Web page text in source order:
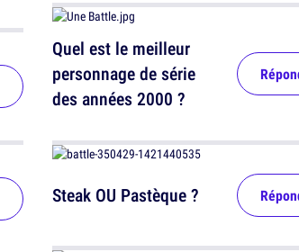
Quel est le meilleur
personnage de série
des années 2000 ?
Steak OU Pastèque ?